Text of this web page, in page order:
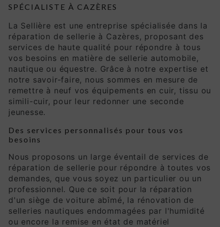
SPÉCIALISTE À CAZÈRES
La Sellière est une entreprise spécialisée dans la
réparation de sellerie à Cazères, proposant des
services de haute qualité pour répondre à tous
vos besoins en matière de sellerie automobile,
nautique ou équestre. Grâce à notre expertise et
notre savoir-faire, nous sommes en mesure de
remettre à neuf vos équipements en cuir, tissu ou
simili-cuir, pour leur redonner une seconde
jeunesse.
Des services personnalisés pour tous vos
besoins
Nous proposons un large éventail de services de
réparation de sellerie pour répondre à toutes vos
demandes, que vous soyez un particulier ou un
professionnel. Que ce soit pour la réparation
d'un siège de voiture abîmé, la rénovation de
selleries nautiques endommagées par l'humidité
ou encore la remise en état de matériel